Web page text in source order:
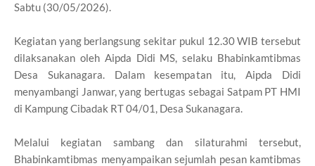
Sabtu (30/05/2026).
Kegiatan yang berlangsung sekitar pukul 12.30 WIB tersebut
dilaksanakan oleh Aipda Didi MS, selaku Bhabinkamtibmas
Desa Sukanagara. Dalam kesempatan itu, Aipda Didi
menyambangi Janwar, yang bertugas sebagai Satpam PT HMI
di Kampung Cibadak RT 04/01, Desa Sukanagara.
Melalui kegiatan sambang dan silaturahmi tersebut,
Bhabinkamtibmas menyampaikan sejumlah pesan kamtibmas